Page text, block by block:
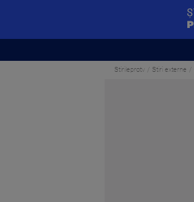
Stirileprotv Stiri externe